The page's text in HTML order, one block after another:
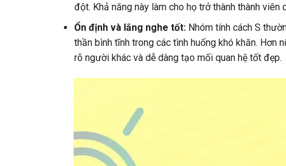
đột. Khả năng này làm cho họ trở thành thành viên
Ổn định và lắng nghe tốt: Nhóm tính cách S
thần bình tĩnh trong các tình huống khó khăn. Hơn
rõ người khác và dễ dàng tạo mối quan hệ tốt đẹp.